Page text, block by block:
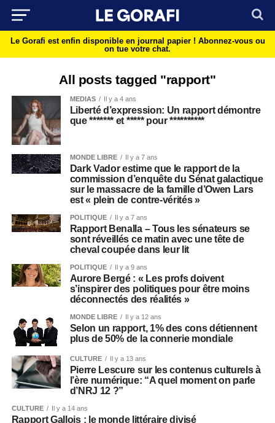
Le Gorafi est enfin disponible en journal papier ! Abonnez-vous ou
on tue votre chat.
All posts tagged "rapport"
MEDIAS Il y a 4 ans
Liberté d’expression: Un rapport démontre
que ******* et ***** pour **********
MONDE LIBRE Il y a 7 ans
Dark Vador estime que le rapport de la
commission d’enquête du Sénat galactique
sur le massacre de la famille d’Owen Lars
est « plein de contre-vérités »
POLITIQUE Il y a 7 ans
Rapport Benalla – Tous les sénateurs se
sont réveillés ce matin avec une tête de
cheval coupée dans leur lit
POLITIQUE Il y a 9 ans
Aurore Bergé : « Les profs doivent
s’inspirer des politiques pour être moins
déconnectés des réalités »
MONDE LIBRE Il y a 12 ans
Selon un rapport, 1% des cons détiennent
plus de 50% de la connerie mondiale
CULTURE Il y a 13 ans
Pierre Lescure sur les contenus culturels à
l’ère numérique: “A quel moment on parle
d’NRJ 12 ?”
CULTURE Il y a 14 ans
Rapport Gallois : le monde littéraire divisé